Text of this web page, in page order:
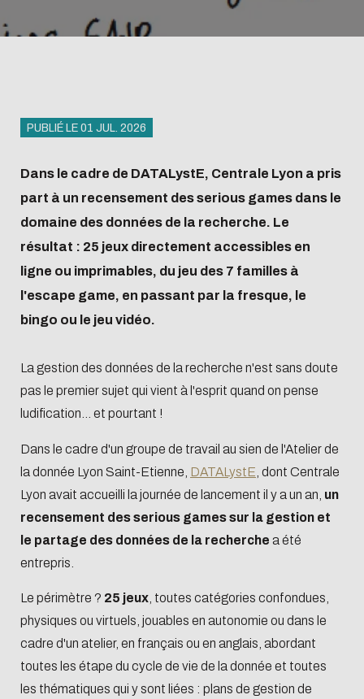
conditions
Présentation
accès
Inscription et
Agenda Newsletter
L'Intelligence
Transition
écologique
Contre le racisme
et l'antisémitisme
Égalité - diversité
Biblio-Transitions
n°2 : Qualié de vie
et des conditions
de travail
Biblio-Transitions
n°3 : Face au
Biblio-Transitions
n°4 : Océans
la chaleur
Biblio-Transitions
n°6 : l'IA en
perspectives
science
route
ouverte
Centrale Lyon
Abonnements
Gérer ses
données de
recherche
Cycle de vie de
la donnée
services
support
Atelier de la
donnée
DATALystE
Bibliométrie
PUBLIÉ LE 01 JUL. 2026
Dans le cadre de DATALystE, Centrale Lyon a pris
part à un recensement des serious games dans le
domaine des données de la recherche. Le
résultat : 25 jeux directement accessibles en
ligne ou imprimables, du jeu des 7 familles à
l'escape game, en passant par la fresque, le
bingo ou le jeu vidéo.
La gestion des données de la recherche n'est sans doute
pas le premier sujet qui vient à l'esprit quand on pense
ludification... et pourtant !
Dans le cadre d'un groupe de travail au sien de l'Atelier de
la donnée Lyon Saint-Etienne, DATALystE , dont Centrale
Lyon avait accueilli la journée de lancement il y a un an, un
recensement des serious games sur la gestion et
le partage des données de la recherche a été
entrepris.
Le périmètre ? 25 jeux , toutes catégories confondues,
physiques ou virtuels, jouables en autonomie ou dans le
cadre d'un atelier, en français ou en anglais, abordant
toutes les étape du cycle de vie de la donnée et toutes
les thématiques qui y sont liées : plans de gestion de